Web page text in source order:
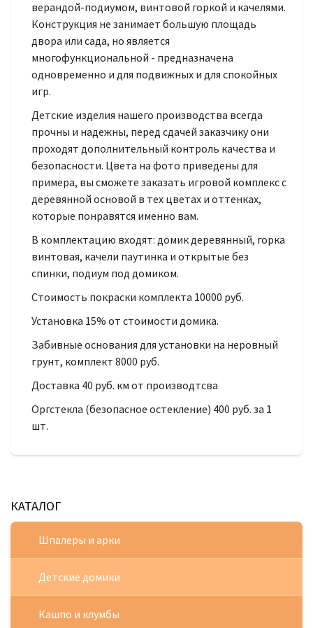
верандой-подиумом, винтовой горкой и качелями.
Конструкция не занимает большую площадь
двора или сада, но является
многофункциональной - предназначена
одновременно и для подвижных и для спокойных
игр.
Детские изделия нашего производства всегда
прочны и надежны, перед сдачей заказчику они
проходят дополнительный контроль качества и
безопасности. Цвета на фото приведены для
примера, вы сможете заказать игровой комплекс с
деревянной основой в тех цветах и оттенках,
которые понравятся именно вам.
В комплектацию входят: домик деревянный, горка
винтовая, качели паутинка и открытые без
спинки, подиум под домиком.
Стоимость покраски комплекта 10000 руб.
Установка 15% от стоимости домика.
Забивные основания для установки на неровный
грунт, комплект 8000 руб.
Доставка 40 руб. км от производтсва
Оргстекла (безопасное остекление) 400 руб. за 1
шт.
КАТАЛОГ
Шпалеры и арки
Детские домики
Кашпо и клумбы